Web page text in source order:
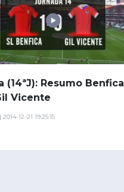
(14ªJ): Resumo Benfica
Vicente
| 2014-12-21 19:25:15